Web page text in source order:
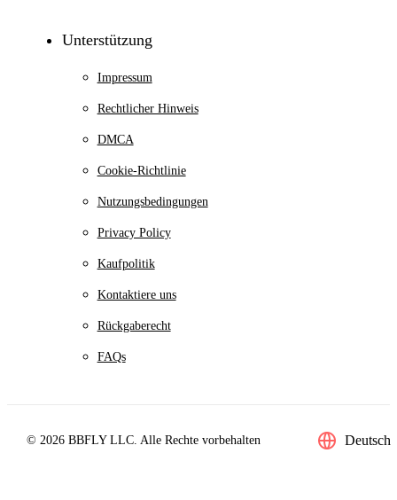
Unterstützung
Impressum
Rechtlicher Hinweis
DMCA
Cookie-Richtlinie
Nutzungsbedingungen
Privacy Policy
Kaufpolitik
Kontaktiere uns
Rückgaberecht
FAQs
© 2026 BBFLY LLC. Alle Rechte vorbehalten Deutsch